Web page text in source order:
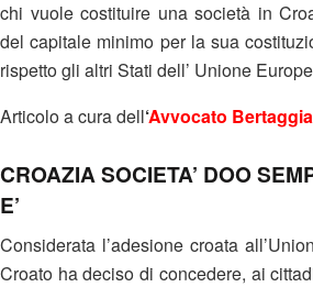
chi vuole costituire una società in
del capitale minimo per la sua
rispetto gli altri Stati dell’ Unione
Articolo a cura dell‘Avvocato
CROAZIA SOCIETA’ DOO
E’
Considerata l’adesione croata
Croato ha deciso di concedere, ai